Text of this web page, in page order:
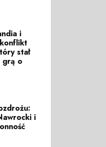
i
stał
grą o
i